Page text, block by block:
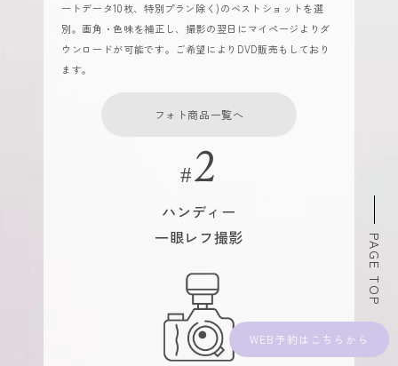
WEB予約
ートデータ10枚、特別プラン除く)のベストショットを選
別。画角・色味を補正し、撮影の翌日にマイページよりダ
ウンロードが可能です。ご希望によりDVD販売もしており
ます。
フォト商品一覧へ
ハンディー
一眼レフ撮影
PAGE TOP